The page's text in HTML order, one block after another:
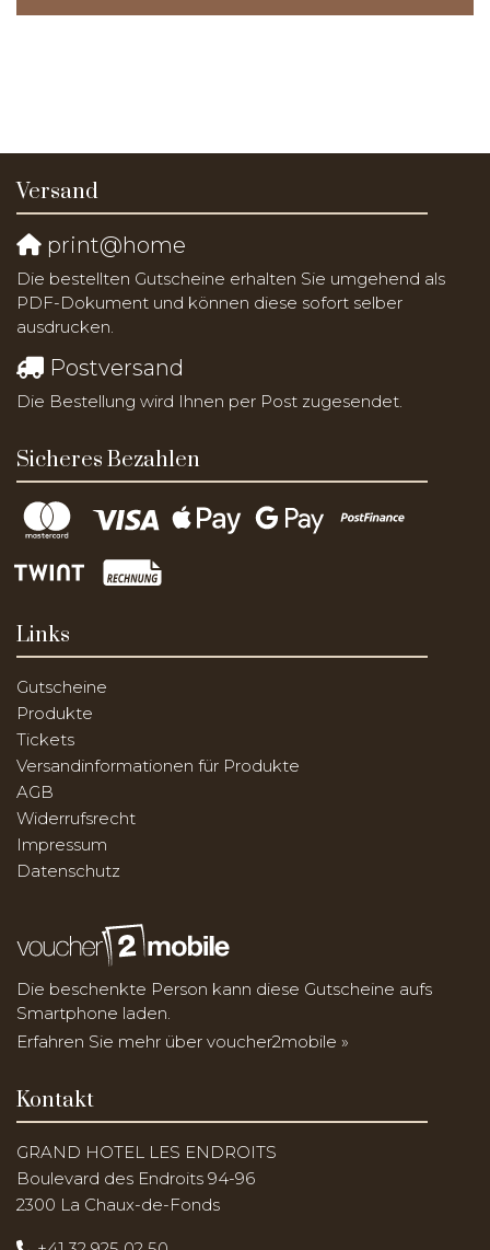
Versand
print@home
Die bestellten Gutscheine erhalten Sie umgehend als
PDF-Dokument und können diese sofort selber
ausdrucken.
Postversand
Die Bestellung wird Ihnen per Post zugesendet.
Sicheres Bezahlen
Links
Gutscheine
Produkte
Tickets
Versandinformationen für Produkte
AGB
Widerrufsrecht
Impressum
Datenschutz
Die beschenkte Person kann diese Gutscheine aufs
Smartphone laden.
Erfahren Sie mehr über voucher2mobile »
Kontakt
GRAND HOTEL LES ENDROITS
Boulevard des Endroits 94-96
2300 La Chaux-de-Fonds